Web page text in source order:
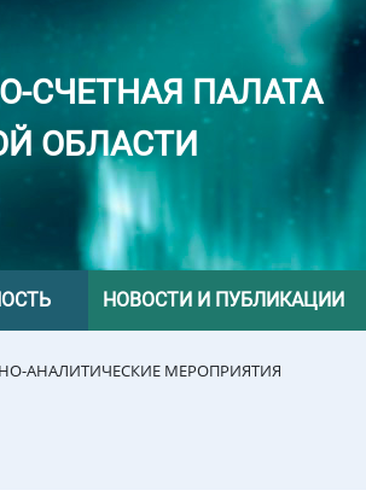
СЧЕТНАЯ ПАЛАТА
ОБЛАСТИ
НОВОСТИ И ПУБЛИКАЦИИ
АНАЛИТИЧЕСКИЕ МЕРОПРИЯТИЯ